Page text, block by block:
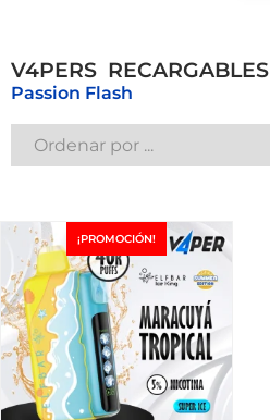
V4PERSRECARGABLES
Passion Flash
¡PROMOCIÓN!